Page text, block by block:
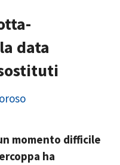
data
momento difficile
ha